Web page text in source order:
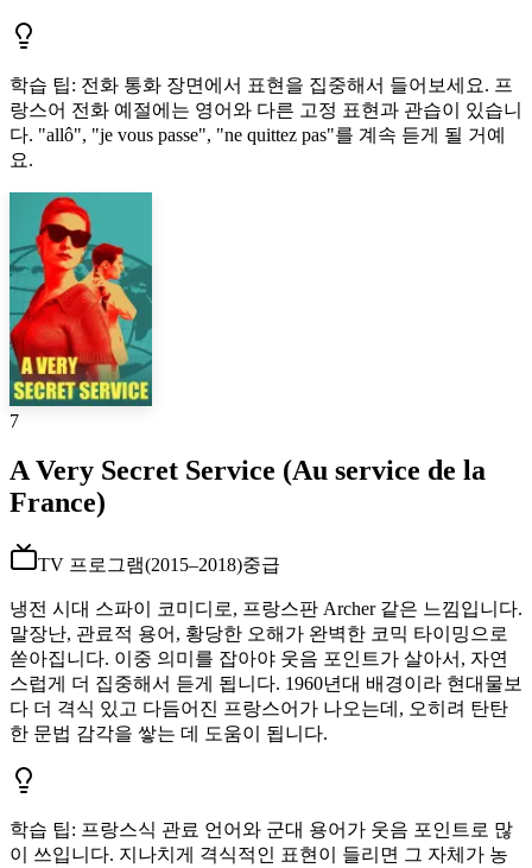
학습 팁: 전화 통화 장면에서 표현을 집중해서 들어보세요. 프
랑스어 전화 예절에는 영어와 다른 고정 표현과 관습이 있습니
다. "allô", "je vous passe", "ne quittez pas"를 계속 듣게 될 거예
요.
7
A Very Secret Service (Au service de la
France)
TV 프로그램(2015–2018)중급
냉전 시대 스파이 코미디로, 프랑스판 Archer 같은 느낌입니다.
말장난, 관료적 용어, 황당한 오해가 완벽한 코믹 타이밍으로
쏟아집니다. 이중 의미를 잡아야 웃음 포인트가 살아서, 자연
스럽게 더 집중해서 듣게 됩니다. 1960년대 배경이라 현대물보
다 더 격식 있고 다듬어진 프랑스어가 나오는데, 오히려 탄탄
한 문법 감각을 쌓는 데 도움이 됩니다.
학습 팁: 프랑스식 관료 언어와 군대 용어가 웃음 포인트로 많
이 쓰입니다. 지나치게 격식적인 표현이 들리면 그 자체가 농